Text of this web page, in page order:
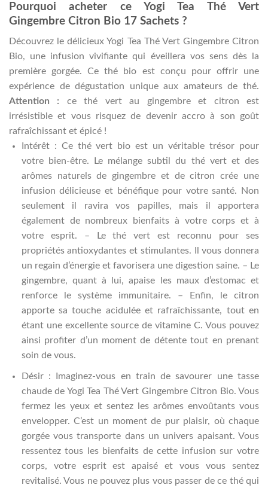
Pourquoi acheter ce Yogi Tea Thé Vert
Gingembre Citron Bio 17 Sachets ?
Découvrez le délicieux Yogi Tea Thé Vert Gingembre Citron
Bio, une infusion vivifiante qui éveillera vos sens dès la
première gorgée. Ce thé bio est conçu pour offrir une
expérience de dégustation unique aux amateurs de thé.
Attention : ce thé vert au gingembre et citron est
irrésistible et vous risquez de devenir accro à son goût
rafraîchissant et épicé !
Intérêt : Ce thé vert bio est un véritable trésor pour
votre bien-être. Le mélange subtil du thé vert et des
arômes naturels de gingembre et de citron crée une
infusion délicieuse et bénéfique pour votre santé. Non
seulement il ravira vos papilles, mais il apportera
également de nombreux bienfaits à votre corps et à
votre esprit. – Le thé vert est reconnu pour ses
propriétés antioxydantes et stimulantes. Il vous donnera
un regain d’énergie et favorisera une digestion saine. – Le
gingembre, quant à lui, apaise les maux d’estomac et
renforce le système immunitaire. – Enfin, le citron
apporte sa touche acidulée et rafraîchissante, tout en
étant une excellente source de vitamine C. Vous pouvez
ainsi profiter d’un moment de détente tout en prenant
soin de vous.
Désir : Imaginez-vous en train de savourer une tasse
chaude de Yogi Tea Thé Vert Gingembre Citron Bio. Vous
fermez les yeux et sentez les arômes envoûtants vous
envelopper. C’est un moment de pur plaisir, où chaque
gorgée vous transporte dans un univers apaisant. Vous
ressentez tous les bienfaits de cette infusion sur votre
corps, votre esprit est apaisé et vous vous sentez
revitalisé. Vous ne pouvez plus vous passer de ce thé qui